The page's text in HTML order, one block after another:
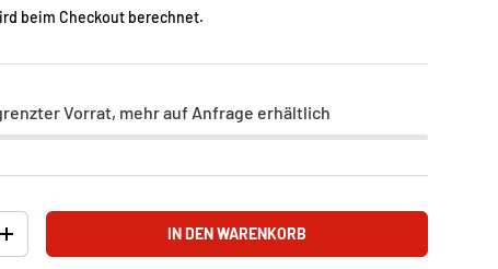
beim Checkout berechnet.
Vorrat, mehr auf Anfrage erhältlich
+ IN DEN WARENKORB